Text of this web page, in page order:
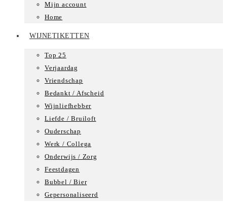
Mijn account
Home
WIJNETIKETTEN
Top 25
Verjaardag
Vriendschap
Bedankt / Afscheid
Wijnliefhebber
Liefde / Bruiloft
Ouderschap
Werk / Collega
Onderwijs / Zorg
Feestdagen
Bubbel / Bier
Gepersonaliseerd